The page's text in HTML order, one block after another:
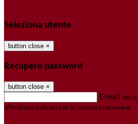
Seleziona utente
button close ×
Recupero password
button close ×
E-mail Verrà
all'indirizzo indicato con le istruzioni necessarie.